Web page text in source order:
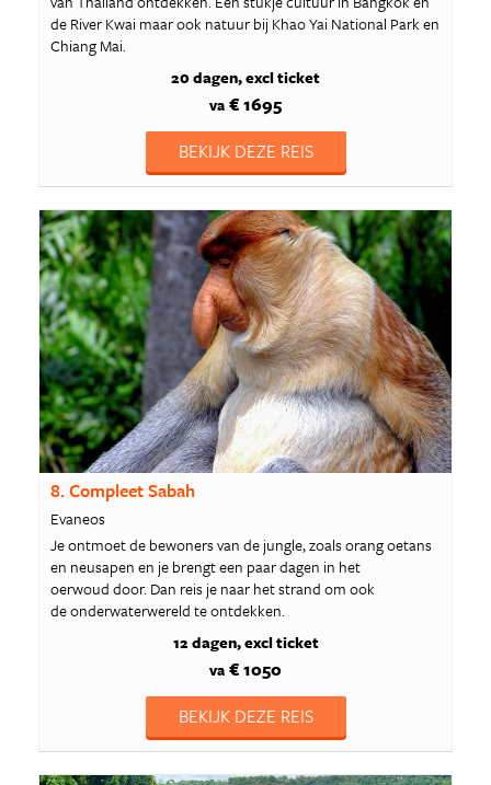
de River Kwai maar ook natuur bij Khao Yai National Park en
Chiang Mai.
20 dagen excl ticket
va € 1695
BEKIJK DEZE REIS
8. Compleet Sabah
Evaneos
Je ontmoet de bewoners van de jungle, zoals orang oetans
en neusapen en je brengt een paar dagen in het
oerwoud door. Dan reis je naar het strand om ook
de onderwaterwereld te ontdekken.
12 dagen excl ticket
va € 1050
BEKIJK DEZE REIS